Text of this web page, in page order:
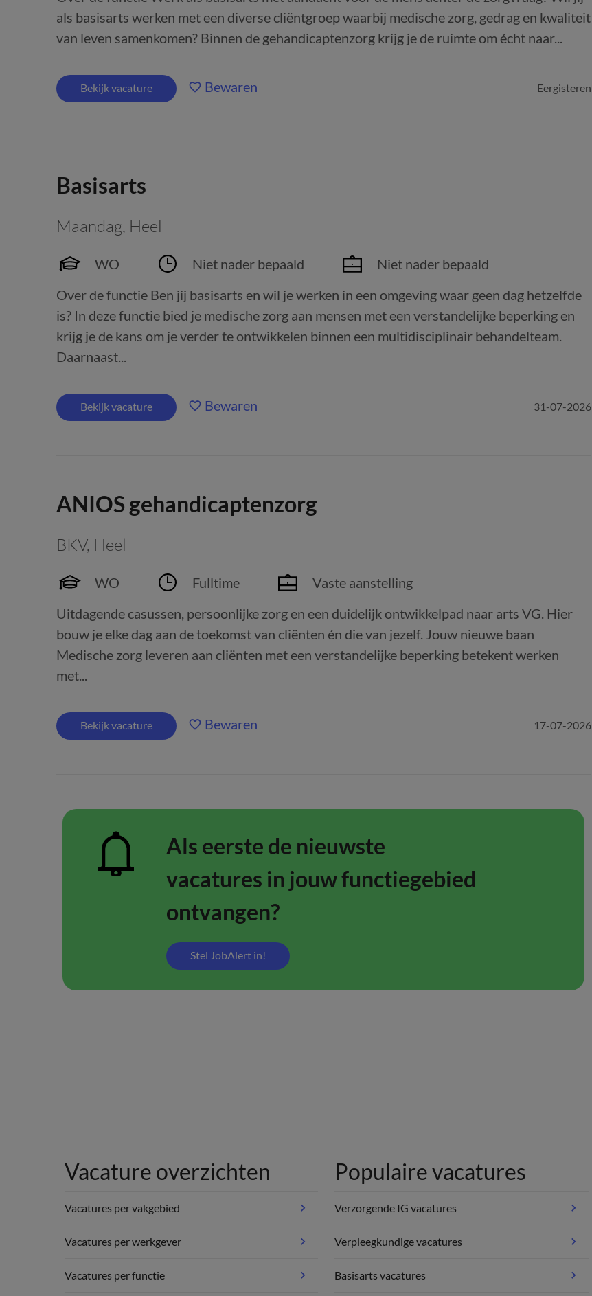
als basisarts werken met een diverse cliëntgroep waarbij medische zorg, gedrag en kwaliteit
van leven samenkomen? Binnen de gehandicaptenzorg krijg je de ruimte om écht naar...
Bekijk vacature Bewaren Eergisteren
Basisarts
Maandag, Heel
WO Niet nader bepaald
Niet nader bepaald
Over de functie Ben jij basisarts en wil je werken in een omgeving waar geen dag hetzelfde
is? In deze functie bied je medische zorg aan mensen met een verstandelijke beperking en
krijg je de kans om je verder te ontwikkelen binnen een multidisciplinair behandelteam.
Daarnaast...
Bekijk vacature Bewaren 31-07-2026
ANIOS gehandicaptenzorg
BKV, Heel
WO Fulltime
Vaste aanstelling
Uitdagende casussen, persoonlijke zorg en een duidelijk ontwikkelpad naar arts VG. Hier
bouw je elke dag aan de toekomst van cliënten én die van jezelf. Jouw nieuwe baan
Medische zorg leveren aan cliënten met een verstandelijke beperking betekent werken
met...
Bekijk vacature Bewaren 17-07-2026
Als eerste de nieuwste
vacatures in jouw functiegebied
ontvangen?
Stel JobAlert in!
Vacature overzichten
Vacatures per vakgebied
Vacatures per werkgever
Vacatures per functie
Populaire vacatures
Verzorgende IG vacatures
Verpleegkundige vacatures
Basisarts vacatures